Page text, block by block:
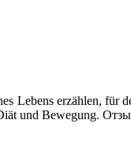
Lebens erzählen, für
und Bewegung.